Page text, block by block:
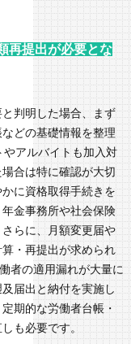
再提出が必要とな
判明した場合、まず
どの基礎情報を整理
アルバイトも加入対
合は特に確認が大切
に資格取得手続きを
金事務所や社会保険
らに、月額変更届や
・再提出が求められ
者の適用漏れが大量に
届出と納付を実施し
期的な労働者台帳・
も必要です。